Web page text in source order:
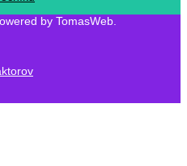
by TomasWeb.